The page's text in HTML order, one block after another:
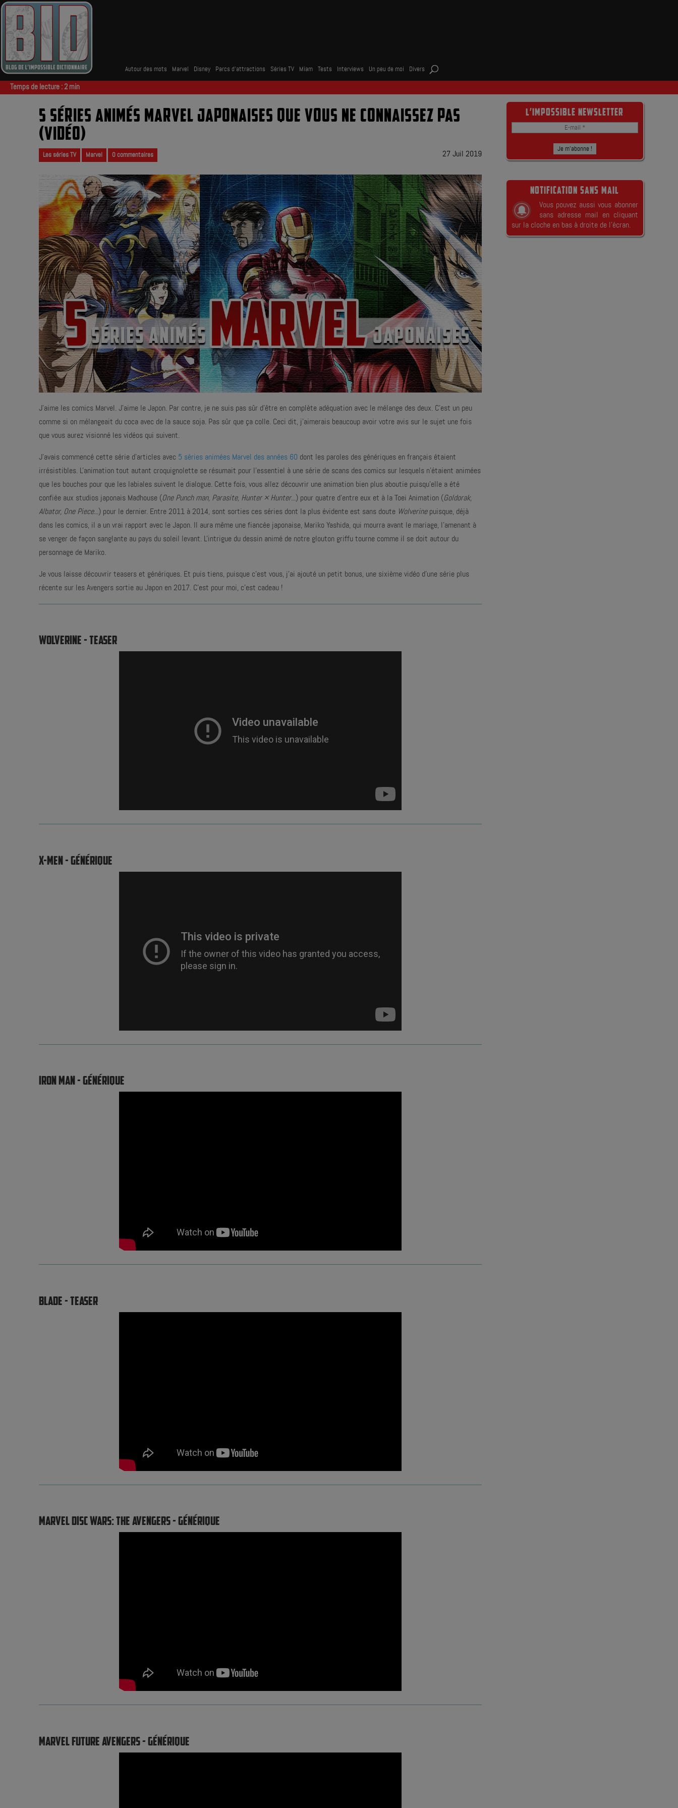
Autour des mots Marvel Disney Parcs d’attractions Séries TV Miam Tests Interviews Un peu de moi Divers
Temps de lecture :2 min
5 SÉRIES ANIMÉS MARVEL JAPONAISES QUE VOUS NE CONNAISSEZ PAS
(VIDÉO)
27 Juil 2019
Les séries TV Marvel 0 commentaires
J'aime les comics Marvel. J'aime le Japon. Par contre, je ne suis pas sûr d'être en complète adéquation avec le mélange des deux. C'est un peu
comme si on mélangeait du coca avec de la sauce soja. Pas sûr que ça colle. Ceci dit, j'aimerais beaucoup avoir votre avis sur le sujet une fois
que vous aurez visionné les vidéos qui suivent.
J'avais commencé cette série d'articles avec 5 séries animées Marvel des années 60 dont les paroles des génériques en français étaient
irrésistibles. L'animation tout autant croquignolette se résumait pour l'essentiel à une série de scans des comics sur lesquels n'étaient animées
que les bouches pour que les labiales suivent le dialogue. Cette fois, vous allez découvrir une animation bien plus aboutie puisqu'elle a été
confiée aux studios japonais Madhouse (One Punch man, Parasite, Hunter × Hunter...) pour quatre d'entre eux et à la Toei Animation (Goldorak,
Albator, One Piece...) pour le dernier. Entre 2011 à 2014, sont sorties ces séries dont la plus évidente est sans doute Wolverinepuisque, déjà
dans les comics, il a un vrai rapport avec le Japon. Il aura même une fiancée japonaise, Mariko Yashida, qui mourra avant le mariage, l'amenant à
se venger de façon sanglante au pays du soleil levant. L'intrigue du dessin animé de notre glouton griffu tourne comme il se doit autour du
personnage de Mariko.
Je vous laisse découvrir teasers et génériques. Et puis tiens, puisque c'est vous, j'ai ajouté un petit bonus, une sixième vidéo d'une série plus
récente sur les Avengers sortie au Japon en 2017. C'est pour moi, c'est cadeau !
WOLVERINE - TEASER
X-MEN - GÉNÉRIQUE
IRON MAN - GÉNÉRIQUE
BLADE - TEASER
MARVEL DISC WARS: THE AVENGERS - GÉNÉRIQUE
MARVEL FUTURE AVENGERS - GÉNÉRIQUE
L’IMPOSSIBLE NEWSLETTER
NOTIFICATION SANS MAIL
Vous pouvez aussi vous abonner
sans adresse mail en cliquant
sur la cloche en bas à droite de l’écran.